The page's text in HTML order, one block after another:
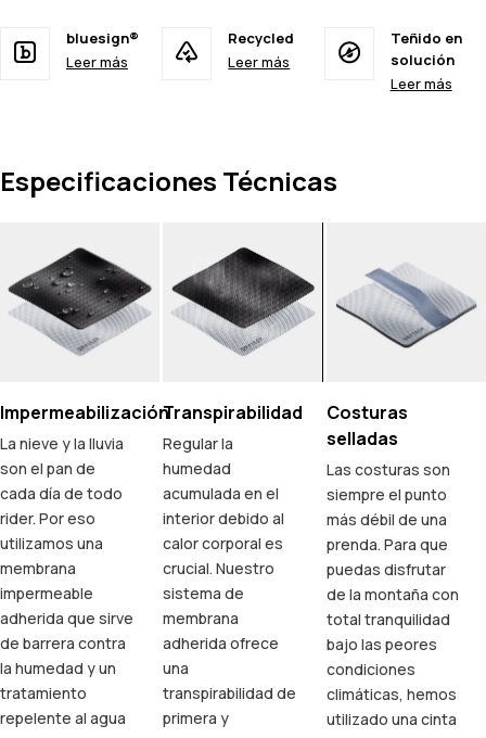
bluesign®
Leer más
Recycled
Leer más
Teñido en
solución
Leer más
Especificaciones Técnicas
Impermeabilización
La nieve y la lluvia
son el pan de
cada día de todo
rider. Por eso
utilizamos una
membrana
impermeable
adherida que sirve
de barrera contra
la humedad y un
tratamiento
repelente al agua
Transpirabilidad
Regular la
humedad
acumulada en el
interior debido al
calor corporal es
crucial. Nuestro
sistema de
membrana
adherida ofrece
una
transpirabilidad de
primera y
Costuras
selladas
Las costuras son
siempre el punto
más débil de una
prenda. Para que
puedas disfrutar
de la montaña con
total tranquilidad
bajo las peores
condiciones
climáticas, hemos
utilizado una cinta